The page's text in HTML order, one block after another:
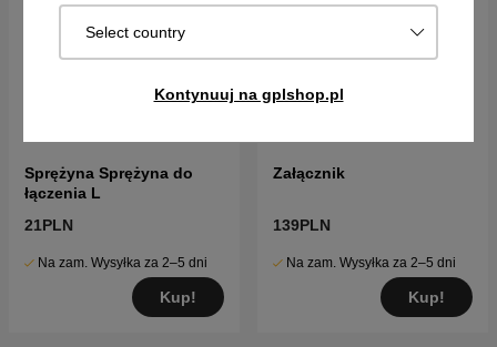
Select country
Kontynuuj na gplshop.pl
Sprężyna Sprężyna do
łączenia L
21PLN
Na zam. Wysyłka za 2–5 dni
Kup!
Załącznik
139PLN
Na zam. Wysyłka za 2–5 dni
Kup!